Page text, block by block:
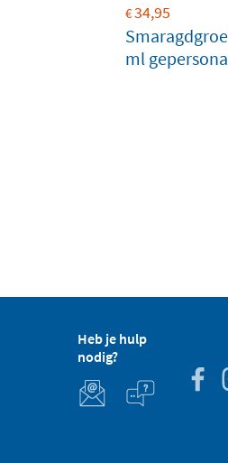
€34,95
ml
Heb je hulp
nodig?